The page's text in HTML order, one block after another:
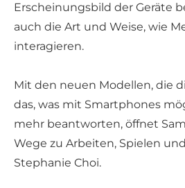
Erscheinungsbild der Geräte
auch die Art und Weise, wie
interagieren.
Mit den neuen Modellen, die
das, was mit Smartphones
mehr beantworten, öffnet
Wege zu Arbeiten, Spielen
Stephanie Choi.